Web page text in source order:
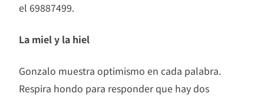
el 69887499.
La miel y la hiel
Gonzalo muestra optimismo en cada palabra.
Respira hondo para responder que hay dos